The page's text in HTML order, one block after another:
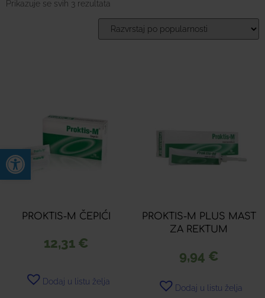
Prikazuje se svih 3 rezultata
PROKTIS-M ČEPIĆI
12,31 €
Dodaj u listu želja
PROKTIS-M PLUS MAST
ZA REKTUM
9,94 €
Dodaj u listu želja
Open toolbar